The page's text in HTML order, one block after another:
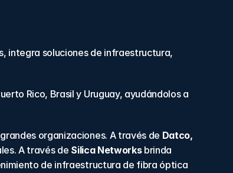
integra soluciones de infraestructura,
Rico, Brasil y Uruguay, ayudándolos a
organizaciones. A través de Datco,
A través de Silica Networks brinda
de infraestructura de fibra óptica